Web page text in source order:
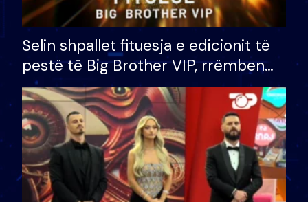
Selin shpallet fituesja e edicionit të
pestë të Big Brother VIP, rrëmben
çmimin e madh prej 100 mijë eurosh